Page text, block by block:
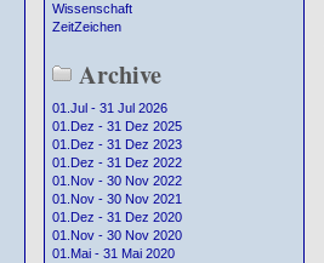
Wissenschaft
ZeitZeichen
Archive
01.Jul - 31 Jul 2026
01.Dez - 31 Dez 2025
01.Dez - 31 Dez 2023
01.Dez - 31 Dez 2022
01.Nov - 30 Nov 2022
01.Nov - 30 Nov 2021
01.Dez - 31 Dez 2020
01.Nov - 30 Nov 2020
01.Mai - 31 Mai 2020